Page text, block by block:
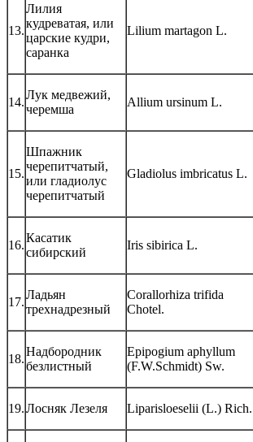
13.
Лилия
кудреватая, или
царские кудри,
саранка
Lilium martagon L.
14.
Лук медвежий,
черемша
Allium ursinum L.
15.
Шпажник
черепитчатый,
или гладиолус
черепитчатый
Gladiolus imbricatus L.
16.
Касатик
сибирский
Iris sibirica L.
17.
Ладьян
трехнадрезный
Corallorhiza trifida
Chotel.
18.
Надбородник
безлистный
Epipogium aphyllum
(F.W.Schmidt) Sw.
19.Лосняк Лезеля Liparisloeselii (L.) Rich.